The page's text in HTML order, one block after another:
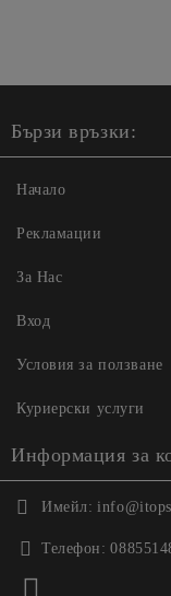
Бързи връзки:
Начало
Рекламации
За Нас
Вход
Условия за ползване
Куриерски услуги
Информация за
Имейл:
Телефон: